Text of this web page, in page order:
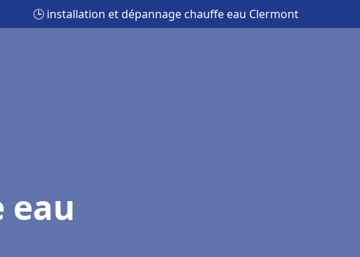
🕒 installation et dépannage chauffe eau Clermont
eau